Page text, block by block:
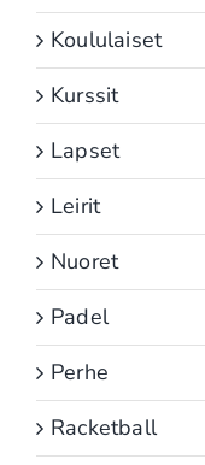
Koululaiset
Kurssit
Lapset
Leirit
Nuoret
Padel
Perhe
Racketball